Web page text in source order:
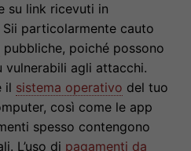
su link ricevuti in
particolarmente cauto
pubbliche, poiché possono
vulnerabili agli attacchi.
il sistema operativo del tuo
così come le app
spesso contengono
L’uso di pagamenti da